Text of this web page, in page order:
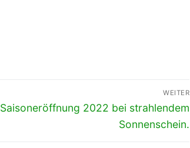
WEITER
Nächster
Saisoneröffnung 2022 bei strahlendem
Sonnenschein.